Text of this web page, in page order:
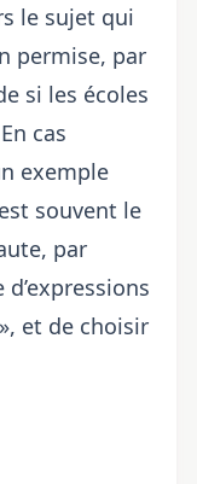
le sujet qui
permise, par
si les écoles
cas
exemple
souvent le
par
, et de choisir